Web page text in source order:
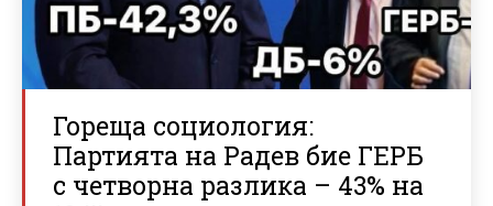
Гореща социология:
Партията на Радев бие ГЕРБ
с четворна разлика – 43% на